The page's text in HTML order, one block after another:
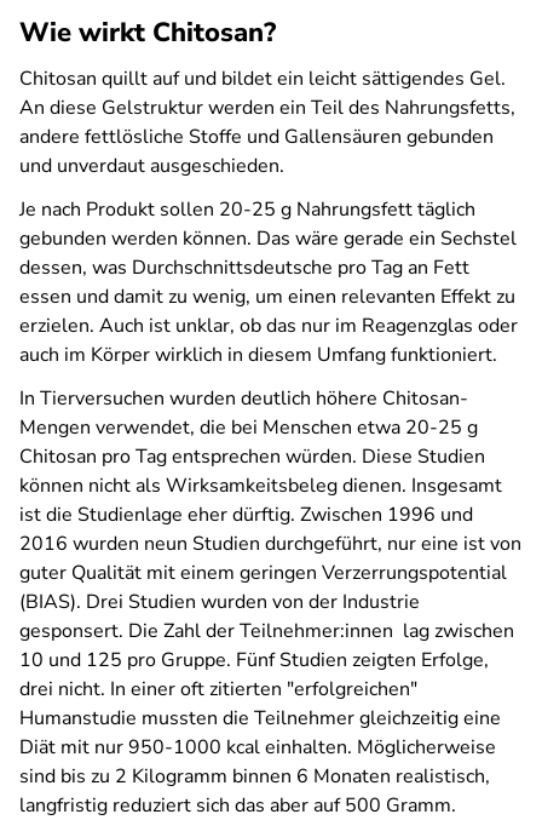
Wie wirkt Chitosan?
Chitosan quillt auf und bildet ein leicht sättigendes Gel.
An diese Gelstruktur werden ein Teil des Nahrungsfetts,
andere fettlösliche Stoffe und Gallensäuren gebunden
und unverdaut ausgeschieden.
Je nach Produkt sollen 20-25 g Nahrungsfett täglich
gebunden werden können. Das wäre gerade ein Sechstel
dessen, was Durchschnitts­deutsche pro Tag an Fett
essen und damit zu wenig, um einen relevanten Effekt zu
erzielen. Auch ist unklar, ob das nur im Reagenzglas oder
auch im Körper wirklich in diesem Umfang funktioniert.
In Tierversuchen wurden deutlich höhere Chitosan-
Mengen verwendet, die bei Menschen etwa 20-25 g
Chitosan pro Tag entsprechen würden. Diese Studien
können nicht als Wirksamkeitsbeleg dienen. Insgesamt
ist die Studienlage eher dürftig. Zwischen 1996 und
2016 wurden neun Studien durchgeführt, nur eine ist von
guter Qualität mit einem geringen Verzerrungspotential
(BIAS). Drei Studien wurden von der Industrie
gesponsert. Die Zahl der Teilnehmer:innen lag zwischen
10 und 125 pro Gruppe. Fünf Studien zeigten Erfolge,
drei nicht. In einer oft zitierten "erfolgreichen"
Humanstudie mussten die Teilnehmer gleichzeitig eine
Diät mit nur 950-1000 kcal einhalten. Möglicherweise
sind bis zu 2 Kilogramm binnen 6 Monaten realistisch,
langfristig reduziert sich das aber auf 500 Gramm.